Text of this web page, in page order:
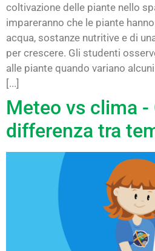
coltivazione delle piante nello
impareranno che le piante
acqua, sostanze nutritive e di
per crescere. Gli studenti
alle piante quando variano
[...]
Meteo vs clima -
differenza tra